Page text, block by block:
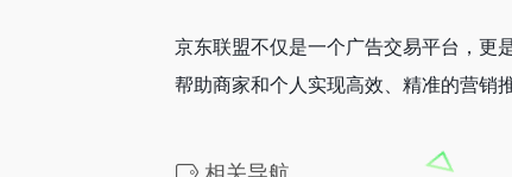
京东联盟不仅是一个广告交易平台，更
帮助商家和个人实现高效、精准的营销推